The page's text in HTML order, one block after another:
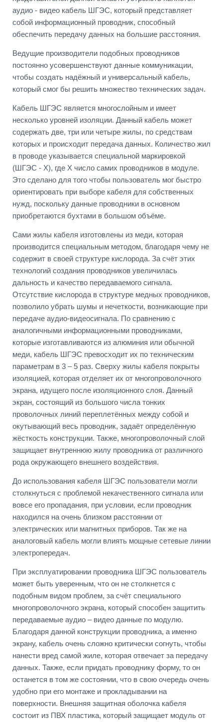
аудио - видео кабель ШГЭС, который представляет
собой информационный проводник, способный
обеспечить передачу данных на большие расстояния.
Ведущие производители подобных проводников
постоянно усовершенствуют данные коммуникации,
чтобы создать надёжный и универсальный кабель,
который смог бы решить множество технических задач.
Кабель ШГЭС является многослойным и имеет
несколько уровней изоляции. Данный кабель может
содержать две, три или четыре жилы, по средствам
которых и происходит передача данных. Количество жил
в проводе указывается специальной маркировкой
(ШГЭС - X), где X число самих проводников в модуле.
Это сделано для того чтобы пользователь мог быстро
ориентировать при выборе кабеля для собственных
нужд, поскольку данные проводники в основном
приобретаются бухтами в большом объёме.
Сами жилы кабеля изготовлены из меди, которая
производится специальным методом, благодаря чему не
содержит в своей структуре кислорода. За счёт этих
технологий создания проводников увеличилась
дальность и качество передаваемого сигнала.
Отсутствие кислорода в структуре медных проводников,
позволило убрать шумы и нечеткости, возникающие при
передаче аудио-видеосигнала. По сравнению с
аналогичными информационными проводниками,
которые изготавливаются из алюминия или обычной
меди, кабель ШГЭС превосходит их по техническим
параметрам в 3 – 5 раз. Сверху жилы кабеля покрыты
изоляцией, которая отделяет их от многопроволочного
экрана, идущего после изоляционного слоя. Данный
экран, состоящий из большого числа тонких
проволочных линий переплетённых между собой и
окутывающий весь проводник, задаёт определённую
жёсткость конструкции. Также, многопроволочный слой
защищает внутреннюю жилу проводника от различного
рода окружающего внешнего воздействия.
До использования кабеля ШГЭС пользователи могли
столкнуться с проблемой некачественного сигнала или
вовсе его пропадания, при условии, если проводник
находился на очень близком расстоянии от
электрических или магнитных приборов. Так же на
аналоговый кабель могли влиять мощные сетевые линии
электропередач.
При эксплуатировании проводника ШГЭС пользователь
может быть уверенным, что он не столкнется с
подобным видом проблем, за счёт специального
многопроволочного экрана, который способен защитить
передаваемые аудио – видео данные по модулю.
Благодаря данной конструкции проводника, а именно
экрану, кабель очень сложно критически согнуть, чтобы
нанести вред самой жиле, которая отвечает за передачу
данных. Также, если придать проводнику форму, то он
останется в том же состоянии, что в свою очередь очень
удобно при его монтаже и прокладывании на
поверхности. Внешняя защитная оболочка кабеля
состоит из ПВХ пластика, который защищает модуль от